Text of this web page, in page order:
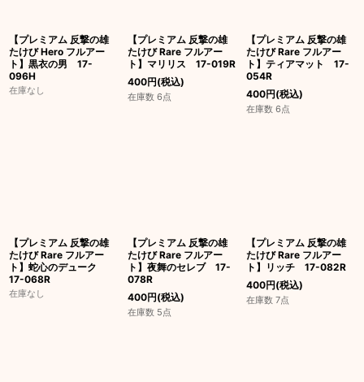
【プレミアム 反撃の雄
たけび Hero フルアー
ト】黒衣の男 17-
096H
在庫なし
【プレミアム 反撃の雄
たけび Rare フルアー
ト】マリリス 17-019R
400円(税込)
在庫数 6点
【プレミアム 反撃の雄
たけび Rare フルアー
ト】ティアマット 17-
054R
400円(税込)
在庫数 6点
【プレミアム 反撃の雄
たけび Rare フルアー
ト】蛇心のデューク
17-068R
在庫なし
【プレミアム 反撃の雄
たけび Rare フルアー
ト】夜舞のセレブ 17-
078R
400円(税込)
在庫数 5点
【プレミアム 反撃の雄
たけび Rare フルアー
ト】リッチ 17-082R
400円(税込)
在庫数 7点